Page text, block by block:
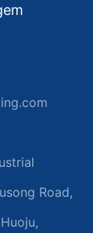
Road,